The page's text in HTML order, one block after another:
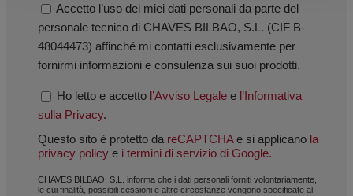
Accetto l’uso dei miei dati personali da parte del
personale tecnico di CHAVES BILBAO, S.L. (CIF B-
48044473) affinché mi contatti esclusivamente per
fornirmi informazioni e consulenza sui suoi prodotti.
Ho letto e accetto l’Avviso Legale e l’Informativa
sulla Privacy.
Questo sito è protetto da reCAPTCHAe si applicano la
privacy policy e i termini di servizio di Google.
CHAVES BILBAO, S.L. informa che i dati personali forniti volontariamente,
le cui finalità, possibili cessioni e altre circostanze vengono specificate al